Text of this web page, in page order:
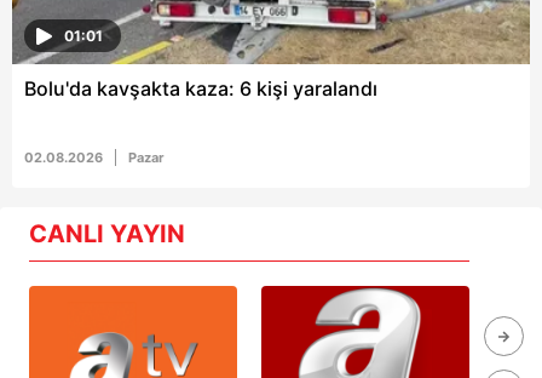
01:01
Bolu'da kavşakta kaza: 6 kişi yaralandı
02.08.2026 Pazar
CANLI YAYIN